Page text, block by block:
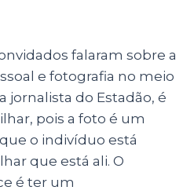
falaram sobre a
e fotografia no meio
jornalista do Estadão, é
pois a foto é um
o indivíduo está
que está ali. O
é ter um